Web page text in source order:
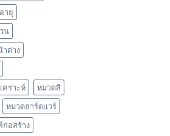
ายุ
น
ต่าง
คราะห์
หมวดสี
หมวดฮาร์ดแวร์
อสร้าง